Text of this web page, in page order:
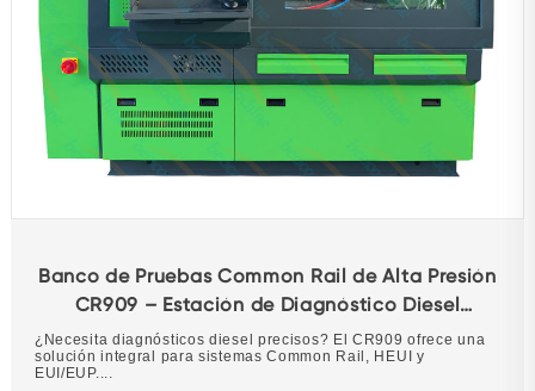
Banco de Pruebas Common Rail de Alta Presión
CR909 – Estación de Diagnóstico Diesel
Multifuncional
¿Necesita diagnósticos diesel precisos? El CR909 ofrece una
solución integral para sistemas Common Rail, HEUI y
EUI/EUP....